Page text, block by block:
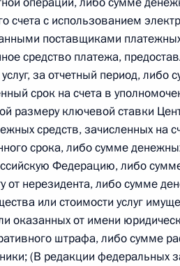
26.07.2026 г. № 244-ФЗ
между Правительством Российской
о правовом статусе
и миграции в Российской
26.07.2026 г. № 252-ФЗ
внутреннего водного
единства измерений»
счета с использованием
поставщиками
средство платежа,
за отчетный период, либо
срок на счета в
размеру ключевой ставки
средств, зачисленных на
срока, либо сумме
Федерацию, либо
от нерезидента, либо сумме
или стоимости услуг
оказанных от имени
штрафа, либо сумме
(В редакции